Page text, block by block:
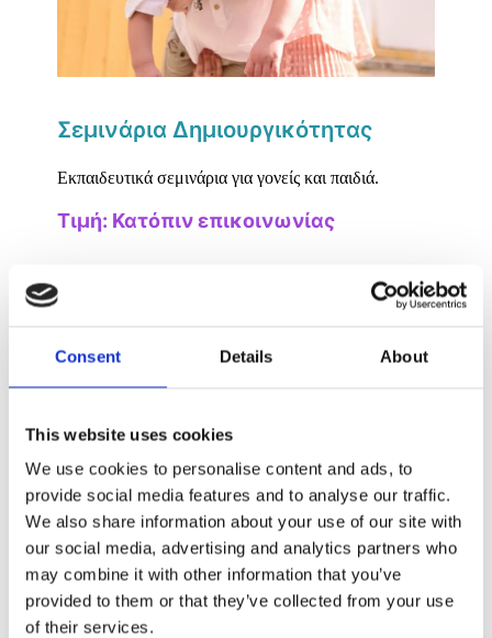
Consent Details About
This website uses cookies
We use cookies to personalise content and ads, to
provide social media features and to analyse our traffic.
We also share information about your use of our site with
our social media, advertising and analytics partners who
may combine it with other information that you’ve
provided to them or that they’ve collected from your use
of their services.
Σεμινάρια Δημιουργικότητας
Εκπαιδευτικά σεμινάρια για γονείς και παιδιά.
Τιμή: Κατόπιν επικοινωνίας